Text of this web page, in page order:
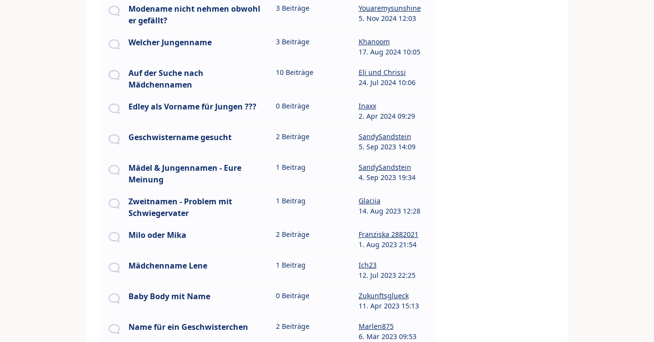
Modename nicht nehmen obwohl
er gefällt?
3 Beiträge
Youaremysunshine
5. Nov 2024 12:03
Welcher Jungenname 3 Beiträge
Khanoom
17. Aug 2024 10:05
Auf der Suche nach
Mädchennamen
10 Beiträge
Eli und Chrissi
24. Jul 2024 10:06
Edley als Vorname für Jungen ??? 0 Beiträge
Inaxx
2. Apr 2024 09:29
Geschwistername gesucht 2 Beiträge
SandySandstein
5. Sep 2023 14:09
Mädel & Jungennamen - Eure
Meinung
1 Beitrag
SandySandstein
4. Sep 2023 19:34
Zweitnamen - Problem mit
Schwiegervater
1 Beitrag
Glaciia
14. Aug 2023 12:28
Milo oder Mika 2 Beiträge
Franziska 2882021
1. Aug 2023 21:54
Mädchenname Lene 1 Beitrag
Ich23
12. Jul 2023 22:25
Baby Body mit Name 0 Beiträge
Zukunftsglueck
11. Apr 2023 15:13
Name für ein Geschwisterchen 2 Beiträge
Marlen875
6. Mär 2023 09:53